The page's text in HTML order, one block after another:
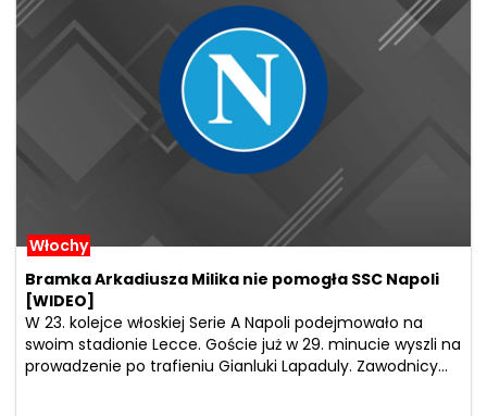
Włochy
Bramka Arkadiusza Milika nie pomogła SSC Napoli
[WIDEO]
W 23. kolejce włoskiej Serie A Napoli podejmowało na
swoim stadionie Lecce. Goście już w 29. minucie wyszli na
prowadzenie po trafieniu Gianluki Lapaduly. Zawodnicy...